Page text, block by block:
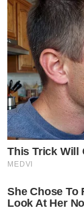
This Trick Will
MEDVI
She Chose To
Look At Her